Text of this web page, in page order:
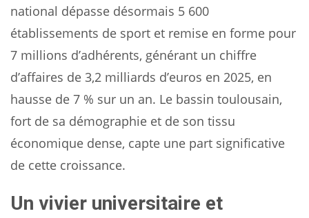
national dépasse désormais 5 600
établissements de sport et remise en forme pour
7 millions d’adhérents, générant un chiffre
d’affaires de 3,2 milliards d’euros en 2025, en
hausse de 7 % sur un an. Le bassin toulousain,
fort de sa démographie et de son tissu
économique dense, capte une part significative
de cette croissance.
Un vivier universitaire et